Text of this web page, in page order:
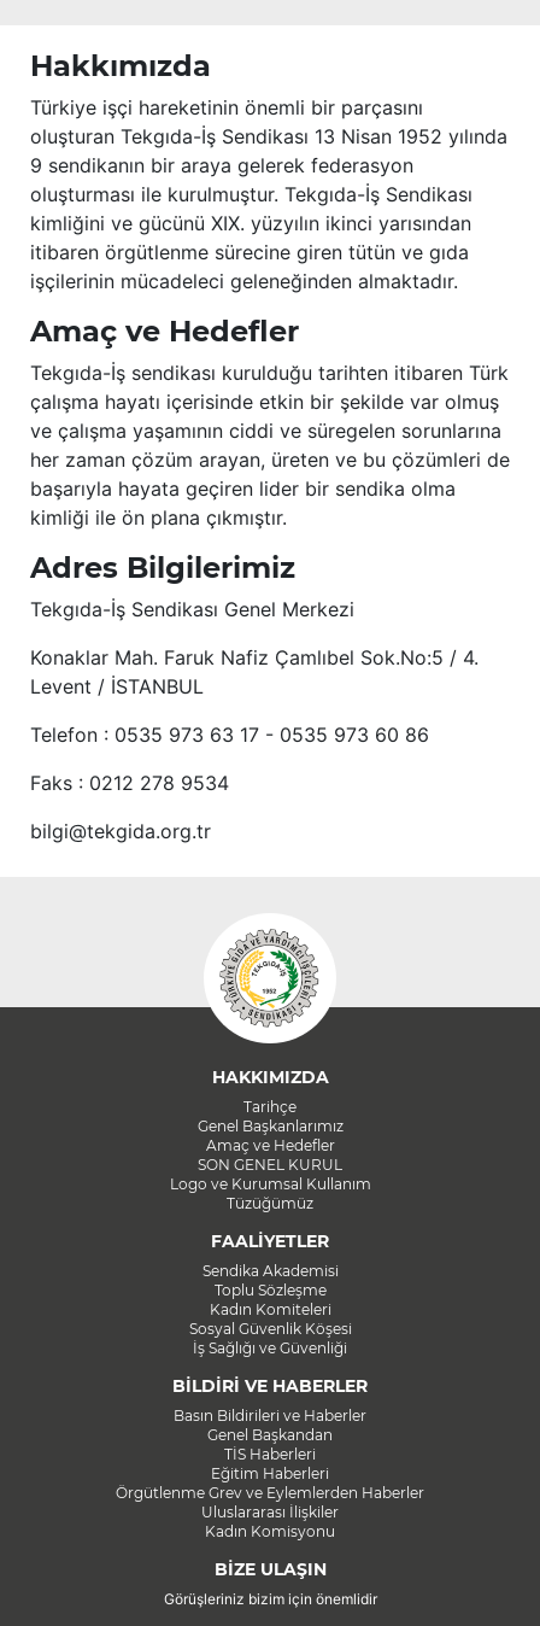
Hakkımızda
Türkiye işçi hareketinin önemli bir parçasını
oluşturan Tekgıda-İş Sendikası 13 Nisan 1952 yılında
9 sendikanın bir araya gelerek federasyon
oluşturması ile kurulmuştur. Tekgıda-İş Sendikası
kimliğini ve gücünü XIX. yüzyılın ikinci yarısından
itibaren örgütlenme sürecine giren tütün ve gıda
işçilerinin mücadeleci geleneğinden almaktadır.
Amaç ve Hedefler
Tekgıda-İş sendikası kurulduğu tarihten itibaren Türk
çalışma hayatı içerisinde etkin bir şekilde var olmuş
ve çalışma yaşamının ciddi ve süregelen sorunlarına
her zaman çözüm arayan, üreten ve bu çözümleri de
başarıyla hayata geçiren lider bir sendika olma
kimliği ile ön plana çıkmıştır.
Adres Bilgilerimiz
Tekgıda-İş Sendikası Genel Merkezi
Konaklar Mah. Faruk Nafiz Çamlıbel Sok.No:5 / 4.
Levent / İSTANBUL
Telefon : 0535 973 63 17 - 0535 973 60 86
Faks : 0212 278 9534
bilgi@tekgida.org.tr
HAKKIMIZDA
Tarihçe
Genel Başkanlarımız
Amaç ve Hedefler
SON GENEL KURUL
Logo ve Kurumsal Kullanım
Tüzüğümüz
FAALİYETLER
Sendika Akademisi
Toplu Sözleşme
Kadın Komiteleri
Sosyal Güvenlik Köşesi
İş Sağlığı ve Güvenliği
BİLDİRİ VE HABERLER
Basın Bildirileri ve Haberler
Genel Başkandan
TİS Haberleri
Eğitim Haberleri
Örgütlenme Grev ve Eylemlerden Haberler
Uluslararası İlişkiler
Kadın Komisyonu
BİZE ULAŞIN
Görüşleriniz bizim için önemlidir